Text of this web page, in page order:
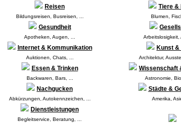
Reisen Tiere &
Bildungsreisen Busreisen Blumen
Gesundheit
Apotheken Augen Arbeitslosigkeit
Internet & Kommunikation Kunst
Auktionen Chats, Architektur,
Essen & Trinken Wissenschaft
Backwaren Bars, Astronomie
Nachgucken Städte &
Abkürzungen Autokennzeichen Amerika
Dienstleistungen
Begleitservice Beratung